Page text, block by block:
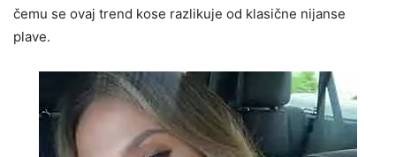
čemu se ovaj trend kose razlikuje od klasične nijanse
plave.